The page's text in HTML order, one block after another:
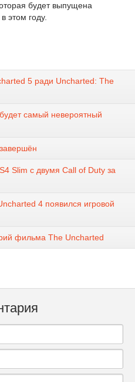
будет выпущена
этом году.
5 ради Uncharted: The
самый невероятный
Slim с двумя Call of Duty за
4 появился игровой
фильма The Uncharted